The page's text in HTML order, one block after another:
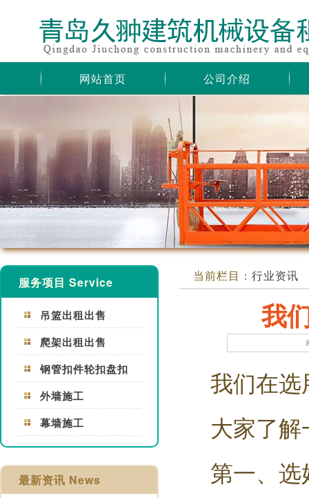
网站首页 公司介绍
服务项目 Service
吊篮出租出售
爬架出租出售
钢管扣件轮扣盘扣
外墙施工
幕墙施工
最新资讯 News
当前栏目： 行业资讯
我
我们在
大家了
第一、